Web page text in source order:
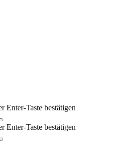
Enter-Taste bestätigen
Enter-Taste bestätigen